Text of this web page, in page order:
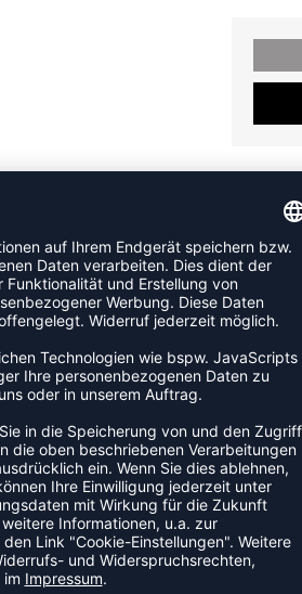
hält. Reflektierende
Perfekt für aktive
T-SHIRTS